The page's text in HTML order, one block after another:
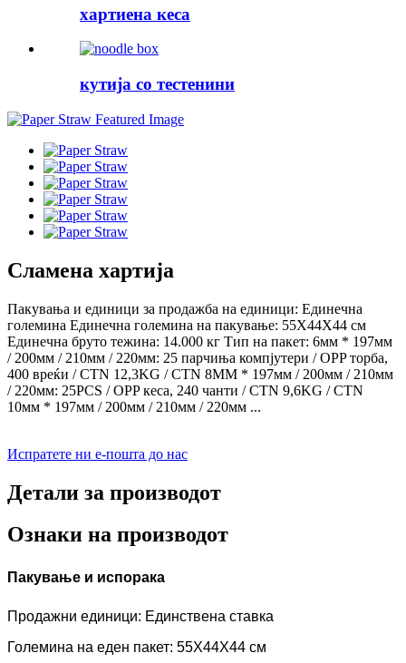
хартиена кеса
кутија со тестенини
Сламена хартија
Пакувања и единици за продажба на единици: Единечна
големина Единечна големина на пакување: 55X44X44 см
Единечна бруто тежина: 14.000 кг Тип на пакет: 6мм * 197мм
/ 200мм / 210мм / 220мм: 25 парчиња компјутери / OPP торба,
400 вреќи / CTN 12,3KG / CTN 8MM * 197мм / 200мм / 210мм
/ 220мм: 25PCS / OPP кеса, 240 чанти / CTN 9,6KG / CTN
10мм * 197мм / 200мм / 210мм / 220мм ...
Испратете ни е-пошта до нас
Детали за производот
Ознаки на производот
Пакување и испорака
Продажни единици: Единствена ставка
Големина на еден пакет: 55X44X44 см